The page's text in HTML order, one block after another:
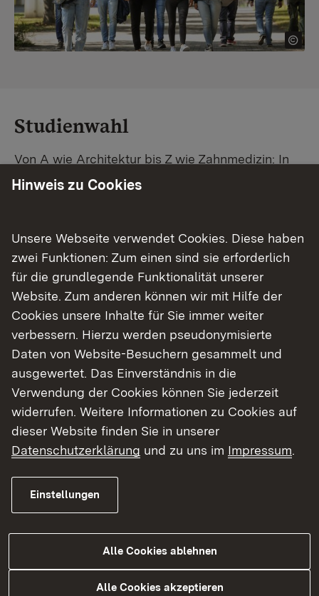
Studienwahl
Von A wie Architektur bis Z wie Zahnmedizin: In
Baden-Württemberg warten unzählige
Studiengangsuche schnell den passenden
Studienplatz. Außerdem gibt's eine Schritt-für-
Schritt-Anleitung zu deinem Traum-Studium.
Finde dein Studium in Baden-Württemberg
Hinweis zu Cookies
Unsere Webseite verwendet Cookies. Diese haben
zwei Funktionen: Zum einen sind sie erforderlich
für die grundlegende Funktionalität unserer
Website. Zum anderen können wir mit Hilfe der
Cookies unsere Inhalte für Sie immer weiter
verbessern. Hierzu werden pseudonymisierte
Daten von Website-Besuchern gesammelt und
ausgewertet. Das Einverständnis in die
Verwendung der Cookies können Sie jederzeit
widerrufen. Weitere Informationen zu Cookies auf
dieser Website finden Sie in unserer
Datenschutzerklärung und zu uns im Impressum.
Einstellungen
Alle Cookies ablehnen
Alle Cookies akzeptieren